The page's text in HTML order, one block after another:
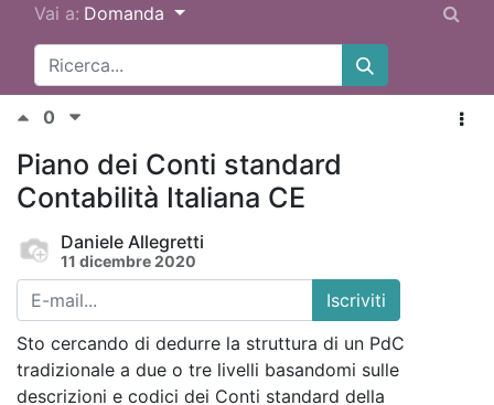
Vai a: Domanda
0
Piano dei Conti standard
Contabilità Italiana CE
Daniele Allegretti
11 dicembre 2020
Iscriviti
Sto cercando di dedurre la struttura di un PdC
tradizionale a due o tre livelli basandomi sulle
descrizioni e codici dei Conti standard della